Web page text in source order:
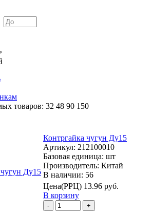
товаров: 32 48 90 150
Контргайка чугун Ду15
Артикул: 212100010
Базовая единица: шт
Производитель: Китай
В наличии: 56
Цена(РРЦ) 13.96 руб.
В корзину
- +